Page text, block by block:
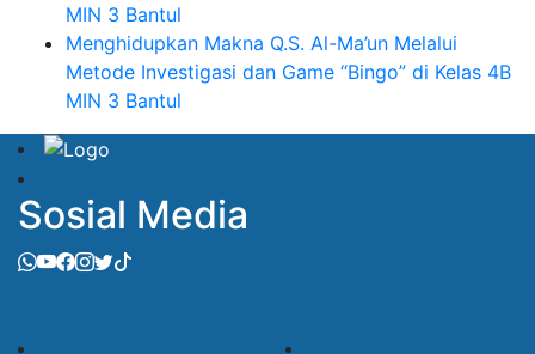
MIN 3 Bantul
Menghidupkan Makna Q.S. Al-Ma’un Melalui
Metode Investigasi dan Game “Bingo” di Kelas 4B
MIN 3 Bantul
Sosial Media